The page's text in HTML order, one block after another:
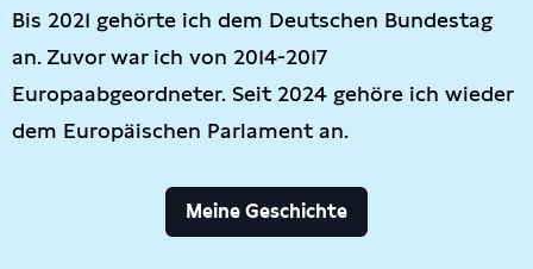
Bis 2021 gehörte ich dem Deutschen Bundestag
an. Zuvor war ich von 2014-2017
Europaabgeordneter. Seit 2024 gehöre ich wieder
dem Europäischen Parlament an.
Meine Geschichte